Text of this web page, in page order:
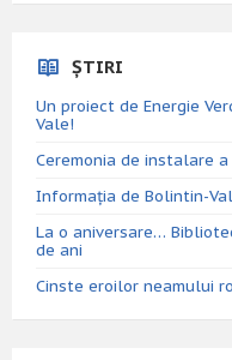
ȘTIRI
Un proiect de Energie
Vale!
Ceremonia de instalare
Informația de Bolintin-
La o aniversare…
de ani
Cinste eroilor neamului